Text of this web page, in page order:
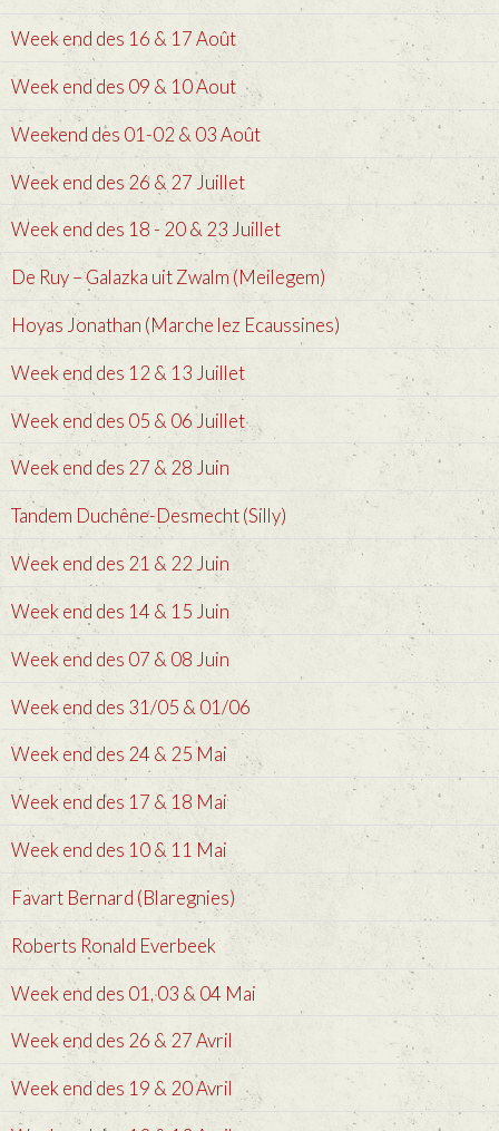
Week end des 16 & 17 Août
Week end des 09 & 10 Aout
Weekend des 01-02 & 03 Août
Week end des 26 & 27 Juillet
Week end des 18 - 20 & 23 Juillet
De Ruy – Galazka uit Zwalm (Meilegem)
Hoyas Jonathan (Marche lez Ecaussines)
Week end des 12 & 13 Juillet
Week end des 05 & 06 Juillet
Week end des 27 & 28 Juin
Tandem Duchêne-Desmecht (Silly)
Week end des 21 & 22 Juin
Week end des 14 & 15 Juin
Week end des 07 & 08 Juin
Week end des 31/05 & 01/06
Week end des 24 & 25 Mai
Week end des 17 & 18 Mai
Week end des 10 & 11 Mai
Favart Bernard (Blaregnies)
Week end des 01, 03 & 04 Mai
Week end des 26 & 27 Avril
Week end des 19 & 20 Avril